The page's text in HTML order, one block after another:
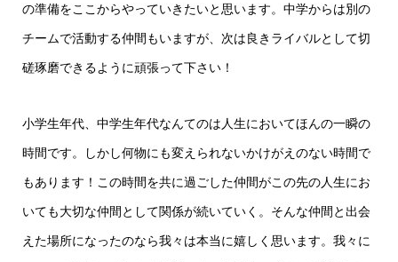
の準備をここからやっていきたいと思います。中学からは別の
チームで活動する仲間もいますが、次は良きライバルとして切
磋琢磨できるように頑張って下さい！
小学生年代、中学生年代なんてのは人生においてほんの一瞬の
時間です。しかし何物にも変えられないかけがえのない時間で
もあります！この時間を共に過ごした仲間がこの先の人生にお
いても大切な仲間として関係が続いていく。そんな仲間と出会
えた場所になったのなら我々は本当に嬉しく思います。我々に